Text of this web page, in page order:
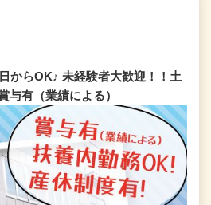
からOK♪ 未経験者大歓迎！！土
有（業績による）